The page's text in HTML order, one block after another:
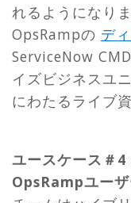
れるようになり
OpsRampの デ
ServiceNow
イズビジネスユ
にわたるライブ
ユースケース＃
OpsRampユーザ